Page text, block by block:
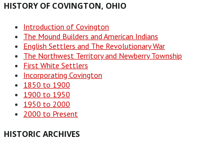
HISTORY OF COVINGTON, OHIO
Introduction of Covington
The Mound Builders and American Indians
English Settlers and The Revolutionary War
The Northwest Territory and Newberry Township
First White Settlers
Incorporating Covington
1850 to 1900
1900 to 1950
1950 to 2000
2000 to Present
HISTORIC ARCHIVES